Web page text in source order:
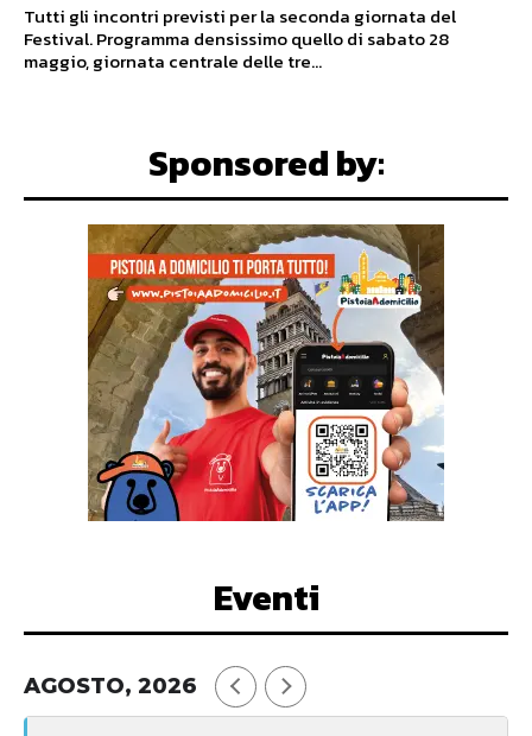
Tutti gli incontri previsti per la seconda giornata del
Festival. Programma densissimo quello di sabato 28
maggio, giornata centrale delle tre...
Sponsored by:
Eventi
AGOSTO, 2026